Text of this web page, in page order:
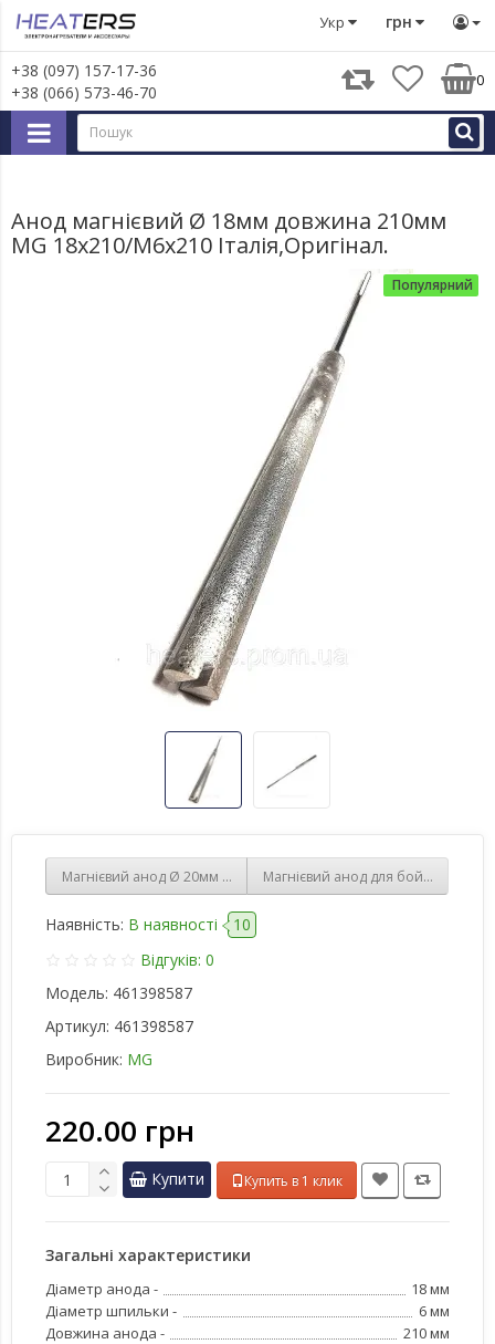
грн
Укр
+38 (097) 157-17-36
+38 (066) 573-46-70
0
Запчастини для великої побутової техніки Запчастини
Анод магнієвий ‎Ø‎ 18мм довжина 210мм
MG 18х210/М6х210 Італія,Оригінал.
Популярний
Магнієвий анод ‎Ø‎ 20мм довжина 200мм з різьбленням М4 і
Магнієвий анод для бойлера D-
Наявність: В наявності
10
Відгуків: 0
Модель: 461398587
Артикул: 461398587
Виробник: MG
220.00 грн
Купити Купить в 1 клик
Загальні характеристики
Діаметр анода -
18 мм
Діаметр шпильки -
6 мм
Довжина анода -
210 мм